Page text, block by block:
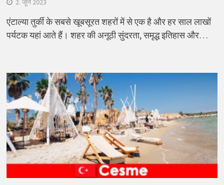
2. जून 2023
एंटाल्या तुर्की के सबसे खूबसूरत शहरों में से एक है और हर साल लाखों
पर्यटक यहां आते हैं। शहर की अनूठी सुंदरता, समृद्ध इतिहास और…